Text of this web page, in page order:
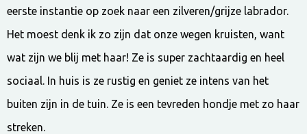
eerste instantie op zoek naar een zilveren/grijze labrador.
Het moest denk ik zo zijn dat onze wegen kruisten, want
wat zijn we blij met haar! Ze is super zachtaardig en heel
sociaal. In huis is ze rustig en geniet ze intens van het
buiten zijn in de tuin. Ze is een tevreden hondje met zo haar
streken.